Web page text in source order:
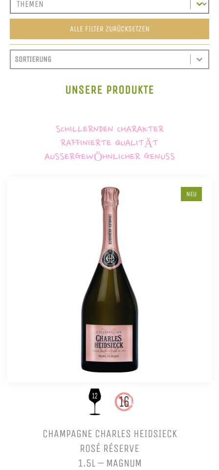
ALLE FILTER ZURÜCKSETZEN
SORTIEREN
SORT CONTENT
SORT CONTENT
UNSERE PRODUKTE
SCHILLERNDEN CHARAKTER
RAFFINIERTE QUALITÄT
AUSSERGEWÖHNLICHER GENUSS
NEU
CHAMPAGNE CHARLES HEIDSIECK
ROSÉ RÉSERVE
1.5L – MAGNUM